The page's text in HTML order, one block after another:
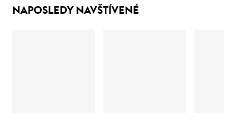
NAPOSLEDY NAVŠTÍVENÉ